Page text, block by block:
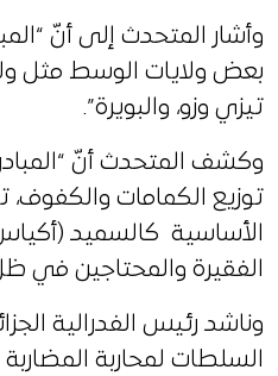
وأشار المتحدث إلى أنّ
بعض ولايات الوسط مثل
تيزي وزو، والبويرة”.
وكشف المتحدث أنّ
توزيع الكمامات والكفوف،
الفقيرة والمحتاجين في
وناشد رئيس الفدرالية
السلطات لمحاربة المضاربة